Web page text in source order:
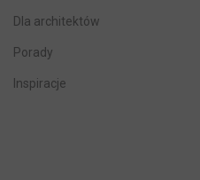
Dla architektów
Porady
Inspiracje